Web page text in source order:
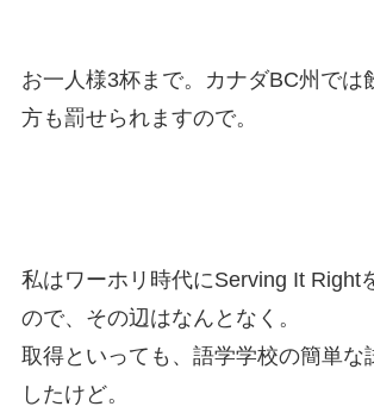
お一人様3杯まで。カナダBC州では
方も罰せられますので。
私はワーホリ時代にServing It Right
ので、その辺はなんとなく。
取得といっても、語学学校の簡単な
したけど。